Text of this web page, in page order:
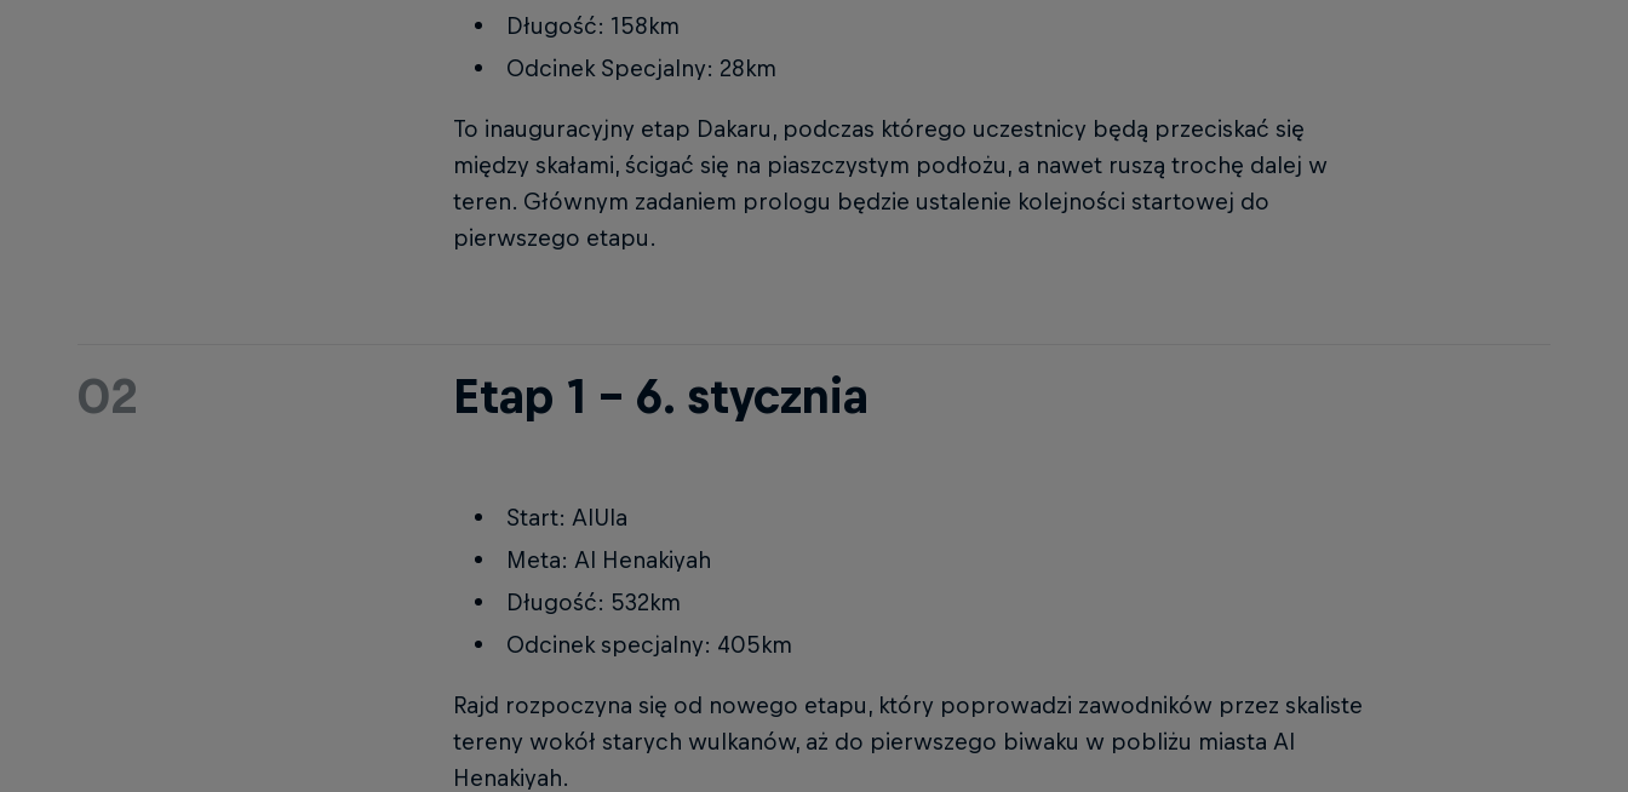
Długość: 158km
Odcinek Specjalny: 28km
To inauguracyjny etap Dakaru, podczas którego uczestnicy będą przeciskać się
między skałami, ścigać się na piaszczystym podłożu, a nawet ruszą trochę dalej w
teren. Głównym zadaniem prologu będzie ustalenie kolejności startowej do
pierwszego etapu.
02 Etap 1 – 6. stycznia
Start: AlUla
Meta: Al Henakiyah
Długość: 532km
Odcinek specjalny: 405km
Rajd rozpoczyna się od nowego etapu, który poprowadzi zawodników przez skaliste
tereny wokół starych wulkanów, aż do pierwszego biwaku w pobliżu miasta Al
Henakiyah.